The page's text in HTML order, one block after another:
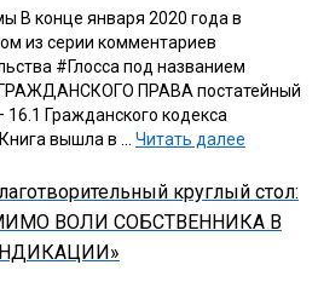
В конце января 2020 года в
из серии комментариев
#Глосса под названием
ПРАВА постатейный
Гражданского кодекса
вышла в … Читать далее
круглый стол:
ВОЛИ СОБСТВЕННИКА В